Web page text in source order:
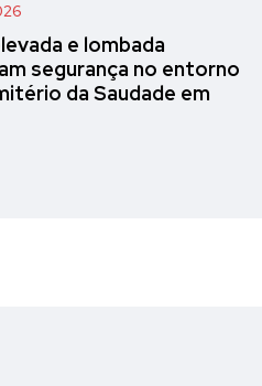
e lombada
segurança no entorno
da Saudade em